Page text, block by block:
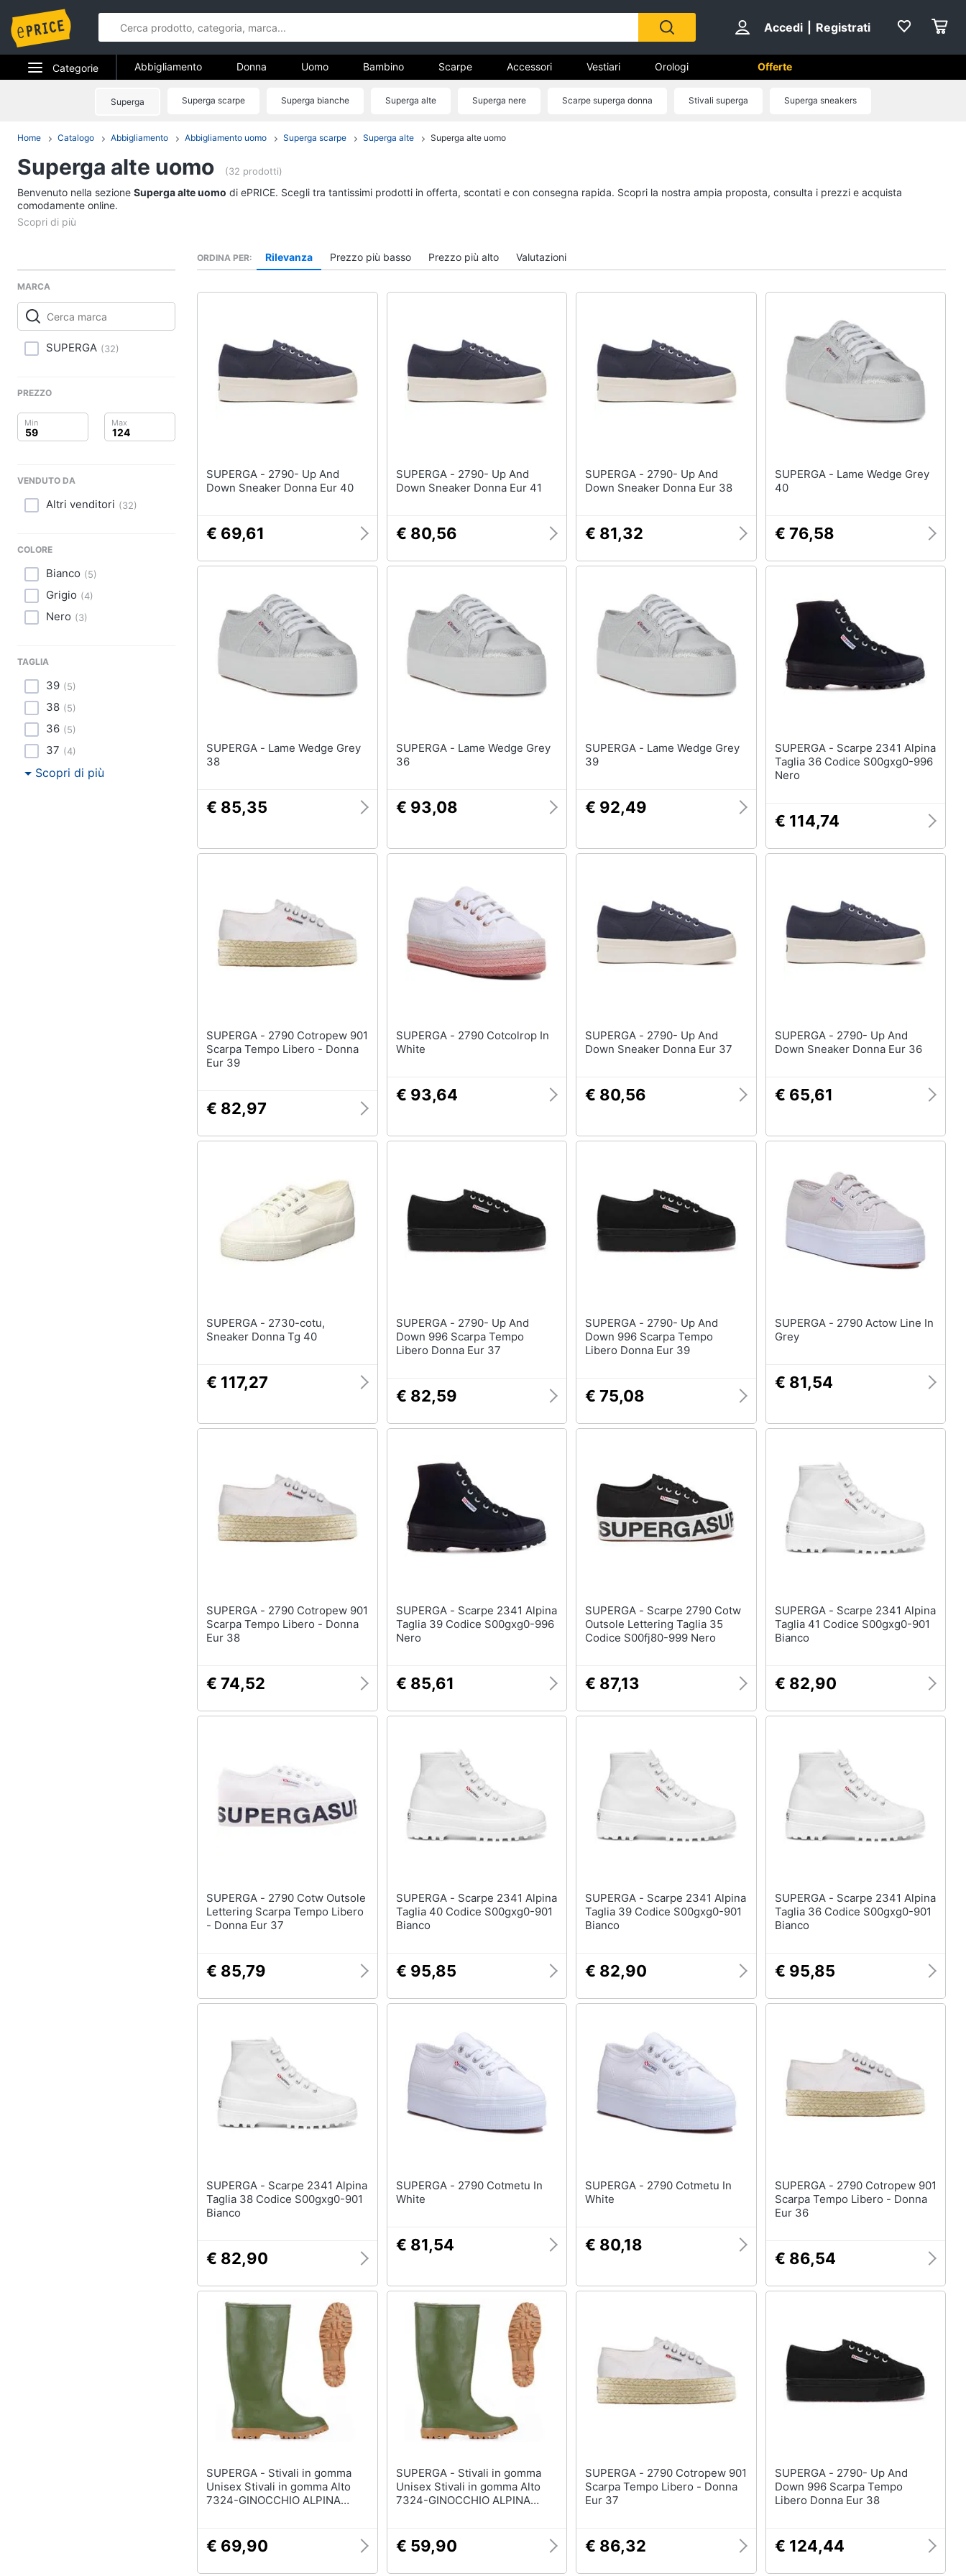
Accedi Registrati
Categorie
Elettrodomestici
Telefonia
Tv e Home Cinema
Smart home
Clima
Arredo
Salute e igiene
Giocattoli
Casalinghi
Abbigliamento
Animali
Motori
Libri, cd e dvd
Festività e ricorrenze
Abbigliamento
Donna
Vedi tutti
Uomo
Vedi tutti Vedi tutti
Borse
Occhiali da vista
Occhiali da sole
Pantaloni
Orologi uomo
Orologi donna
Cavigliera
Collane
Abbigliamento Donna Uomo Bambino Scarpe Accessori Vestiari Orologi Offerte
Superga Superga scarpe Superga bianche Superga alte Superga nere Scarpe superga donna Stivali superga Superga sneakers
Home Catalogo Abbigliamento Abbigliamento uomo Superga scarpe Superga alte Superga alte uomo
Superga alte uomo (32 prodotti)
Benvenuto nella sezione Superga alte uomo di ePRICE. Scegli tra tantissimi prodotti in offerta, scontati e con consegna rapida. Scopri la nostra ampia proposta, consulta i prezzi e acquista
comodamente online.
MARCA
SUPERGA (32)
PREZZO
VENDUTO DA
Altri venditori (32)
COLORE
Bianco (5)
Grigio (4)
Nero (3)
TAGLIA
39 (5)
38 (5)
36 (5)
37 (4)
Scopri di più
ORDINA PER Rilevanza Prezzo più basso Prezzo più alto Valutazioni
SUPERGA - 2790- Up And
Down Sneaker Donna Eur 40
€ 69,61
SUPERGA - 2790- Up And
Down Sneaker Donna Eur 41
€ 80,56
SUPERGA - 2790- Up And
Down Sneaker Donna Eur 38
€ 81,32
SUPERGA - Lame Wedge Grey
40
€ 76,58
SUPERGA - Lame Wedge Grey
38
€ 85,35
SUPERGA - Lame Wedge Grey
36
€ 93,08
SUPERGA - Lame Wedge Grey
39
€ 92,49
SUPERGA - Scarpe 2341 Alpina
Taglia 36 Codice S00gxg0-996
Nero
€ 114,74
SUPERGA - 2790 Cotropew 901
Scarpa Tempo Libero - Donna
Eur 39
€ 82,97
SUPERGA - 2790 Cotcolrop In
White
€ 93,64
SUPERGA - 2790- Up And
Down Sneaker Donna Eur 37
€ 80,56
SUPERGA - 2790- Up And
Down Sneaker Donna Eur 36
€ 65,61
SUPERGA - 2730-cotu,
Sneaker Donna Tg 40
€ 117,27
SUPERGA - 2790- Up And
Down 996 Scarpa Tempo
Libero Donna Eur 37
€ 82,59
SUPERGA - 2790- Up And
Down 996 Scarpa Tempo
Libero Donna Eur 39
€ 75,08
SUPERGA - 2790 Actow Line In
Grey
€ 81,54
SUPERGA - 2790 Cotropew 901
Scarpa Tempo Libero - Donna
Eur 38
€ 74,52
SUPERGA - Scarpe 2341 Alpina
Taglia 39 Codice S00gxg0-996
Nero
€ 85,61
SUPERGA - Scarpe 2790 Cotw
Outsole Lettering Taglia 35
Codice S00fj80-999 Nero
€ 87,13
SUPERGA - Scarpe 2341 Alpina
Taglia 41 Codice S00gxg0-901
Bianco
€ 82,90
SUPERGA - 2790 Cotw Outsole
Lettering Scarpa Tempo Libero
- Donna Eur 37
€ 85,79
SUPERGA - Scarpe 2341 Alpina
Taglia 40 Codice S00gxg0-901
Bianco
€ 95,85
SUPERGA - Scarpe 2341 Alpina
Taglia 39 Codice S00gxg0-901
Bianco
€ 82,90
SUPERGA - Scarpe 2341 Alpina
Taglia 36 Codice S00gxg0-901
Bianco
€ 95,85
SUPERGA - Scarpe 2341 Alpina
Taglia 38 Codice S00gxg0-901
Bianco
€ 82,90
SUPERGA - 2790 Cotmetu In
White
€ 81,54
SUPERGA - 2790 Cotmetu In
White
€ 80,18
SUPERGA - 2790 Cotropew 901
Scarpa Tempo Libero - Donna
Eur 36
€ 86,54
SUPERGA - Stivali in gomma
Unisex Stivali in gomma Alto
7324-GINOCCHIO ALPINA
€ 69,90
SUPERGA - Stivali in gomma
Unisex Stivali in gomma Alto
7324-GINOCCHIO ALPINA
€ 59,90
SUPERGA - 2790 Cotropew 901
Scarpa Tempo Libero - Donna
Eur 37
€ 86,32
SUPERGA - 2790- Up And
Down 996 Scarpa Tempo
Libero Donna Eur 38
€ 124,44